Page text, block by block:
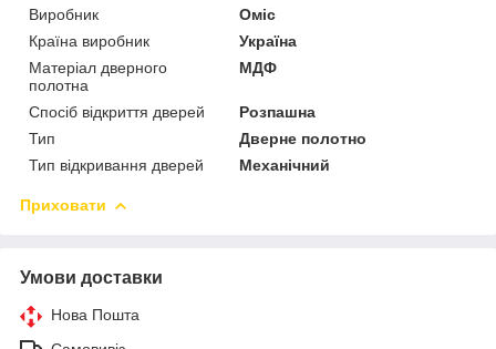
Виробник
Оміс
Країна виробник
Україна
Матеріал дверного
полотна
МДФ
Спосіб відкриття дверей
Розпашна
Тип
Дверне полотно
Тип відкривання дверей
Механічний
Приховати
Умови доставки
Нова Пошта